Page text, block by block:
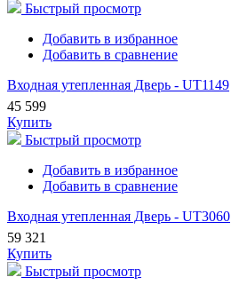
Быстрый просмотр
Добавить в избранное
Добавить в сравнение
Входная утепленная Дверь - UT1149
45 599
Купить
Быстрый просмотр
Добавить в избранное
Добавить в сравнение
Входная утепленная Дверь - UT3060
59 321
Купить
Быстрый просмотр